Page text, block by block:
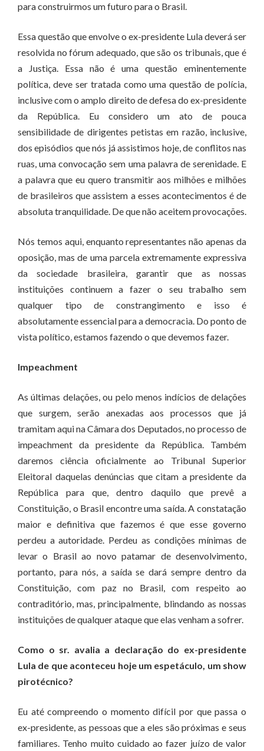
para construirmos um futuro para o Brasil.
Essa questão que envolve o ex-presidente Lula deverá ser
resolvida no fórum adequado, que são os tribunais, que é
a Justiça. Essa não é uma questão eminentemente
política, deve ser tratada como uma questão de polícia,
inclusive com o amplo direito de defesa do ex-presidente
da República. Eu considero um ato de pouca
sensibilidade de dirigentes petistas em razão, inclusive,
dos episódios que nós já assistimos hoje, de conflitos nas
ruas, uma convocação sem uma palavra de serenidade. E
a palavra que eu quero transmitir aos milhões e milhões
de brasileiros que assistem a esses acontecimentos é de
absoluta tranquilidade. De que não aceitem provocações.
Nós temos aqui, enquanto representantes não apenas da
oposição, mas de uma parcela extremamente expressiva
da sociedade brasileira, garantir que as nossas
instituições continuem a fazer o seu trabalho sem
qualquer tipo de constrangimento e isso é
absolutamente essencial para a democracia. Do ponto de
vista político, estamos fazendo o que devemos fazer.
Impeachment
As últimas delações, ou pelo menos indícios de delações
que surgem, serão anexadas aos processos que já
tramitam aqui na Câmara dos Deputados, no processo de
impeachment da presidente da República. Também
daremos ciência oficialmente ao Tribunal Superior
Eleitoral daquelas denúncias que citam a presidente da
República para que, dentro daquilo que prevê a
Constituição, o Brasil encontre uma saída. A constatação
maior e definitiva que fazemos é que esse governo
perdeu a autoridade. Perdeu as condições mínimas de
levar o Brasil ao novo patamar de desenvolvimento,
portanto, para nós, a saída se dará sempre dentro da
Constituição, com paz no Brasil, com respeito ao
contraditório, mas, principalmente, blindando as nossas
instituições de qualquer ataque que elas venham a sofrer.
Como o sr. avalia a declaração do ex-presidente
Lula de que aconteceu hoje um espetáculo, um show
pirotécnico?
Eu até compreendo o momento difícil por que passa o
ex-presidente, as pessoas que a eles são próximas e seus
familiares. Tenho muito cuidado ao fazer juízo de valor